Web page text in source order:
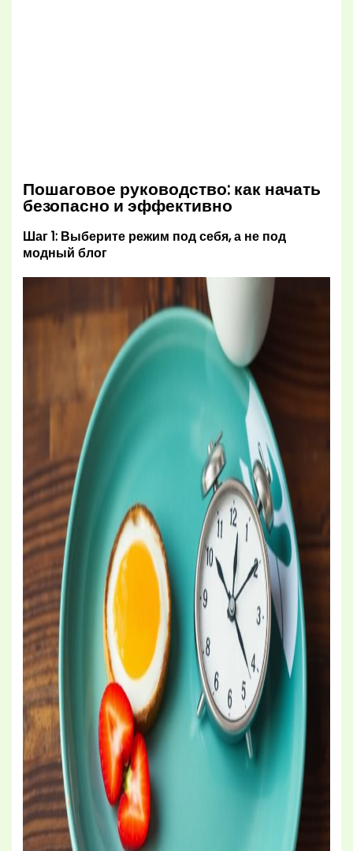
Пошаговое руководство: как начать
безопасно и эффективно
Шаг 1: Выберите режим под себя, а не под
модный блог